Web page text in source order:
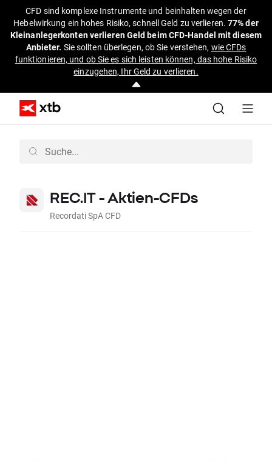
CFD sind komplexe Instrumente und beinhalten wegen der
Hebelwirkung ein hohes Risiko, schnell Geld zu verlieren.77% der
Kleinanlegerkonten verlieren Geld beim CFD-Handel mit diesem
Anbieter. Sie sollten überlegen, ob Sie verstehen, wie CFDs
funktionieren, und ob Sie es sich leisten können, das hohe Risiko
einzugehen, Ihr Geld zu verlieren.
REC.IT - Aktien-CFDs
Recordati SpA CFD